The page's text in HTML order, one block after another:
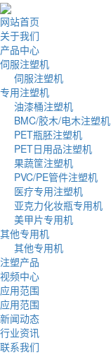
网站首页
关于我们
产品中心
伺服注塑机
伺服注塑机
专用注塑机
油漆桶注塑机
BMC/胶木/电木注塑机
PET瓶胚注塑机
PET日用品注塑机
果蔬筐注塑机
PVC/PE管件注塑机
医疗专用注塑机
亚克力化妆瓶专用机
美甲片专用机
其他专用机
其他专用机
注塑产品
视频中心
应用范围
应用范围
新闻动态
行业资讯
联系我们